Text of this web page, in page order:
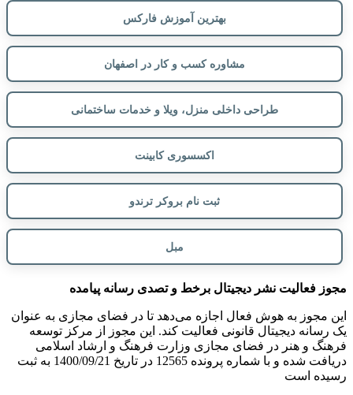
بهترین آموزش فارکس
مشاوره کسب و کار در اصفهان
طراحی داخلی منزل، ویلا و خدمات ساختمانی
اکسسوری کابینت
ثبت نام بروکر ترندو
مبل
مجوز فعالیت نشر دیجیتال برخط و تصدی رسانه پیامده
این مجوز به هوش فعال اجازه می‌دهد تا در فضای مجازی به عنوان
یک رسانه دیجیتال قانونی فعالیت کند. این مجوز از مرکز توسعه
فرهنگ و هنر در فضای مجازی وزارت فرهنگ و ارشاد اسلامی
دریافت شده و با شماره پرونده 12565 در تاریخ 1400/09/21 به ثبت
رسیده است